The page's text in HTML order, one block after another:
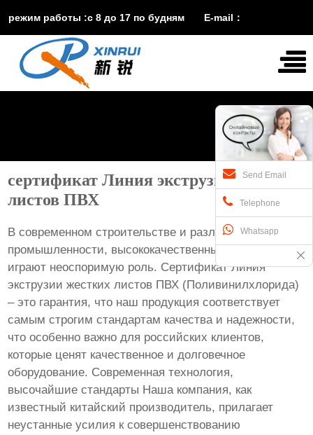
режим работы :с 8 до 17 по будням E-mail：
vira@xinruisuji.comWhatsApp： 
сертификат Линия экструзии жестких
листов ПВХ
В современном строительстве и различных отраслях
промышленности, высококачественные материалы
играют неоспоримую роль. Сертификат Линия
экструзии жестких листов ПВХ (Поливинилхлорида)
– это гарантия, что наш продукция соответствует
самым строгим стандартам качества и надежности,
что особенно важно для российских клиентов,
которые ценят качественное и долговечное
оборудование. Современная технология,
высочайшие стандарты Наша компания, как
известный китайский производитель, прилагает
неустанные усилия к совершенствованию
Send Email
Telephone
Whatsapp